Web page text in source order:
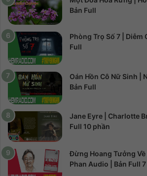
Bản Full
Phòng Trọ Số 7 | Diễm
Full
Oán Hồn Cô Nữ Sinh |
Bản Full
Jane Eyre | Charlotte
Full 10 phần
Đừng Hoang Tưởng Về
Phan Audio | Bản Full